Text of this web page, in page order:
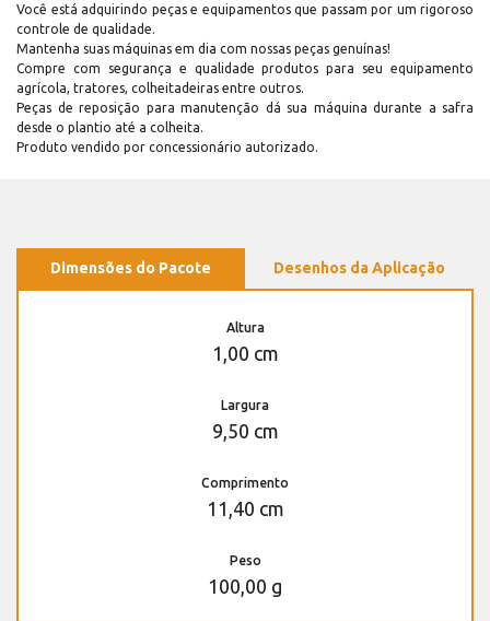
Você está adquirindo peças e equipamentos que passam por um rigoroso
controle de qualidade.
Mantenha suas máquinas em dia com nossas peças genuínas!
Compre com segurança e qualidade produtos para seu equipamento
agrícola, tratores, colheitadeiras entre outros.
Peças de reposição para manutenção dá sua máquina durante a safra
desde o plantio até a colheita.
Produto vendido por concessionário autorizado.
Dimensões do Pacote Desenhos da Aplicação
Altura
1,00 cm
Largura
9,50 cm
Comprimento
11,40 cm
Peso
100,00 g